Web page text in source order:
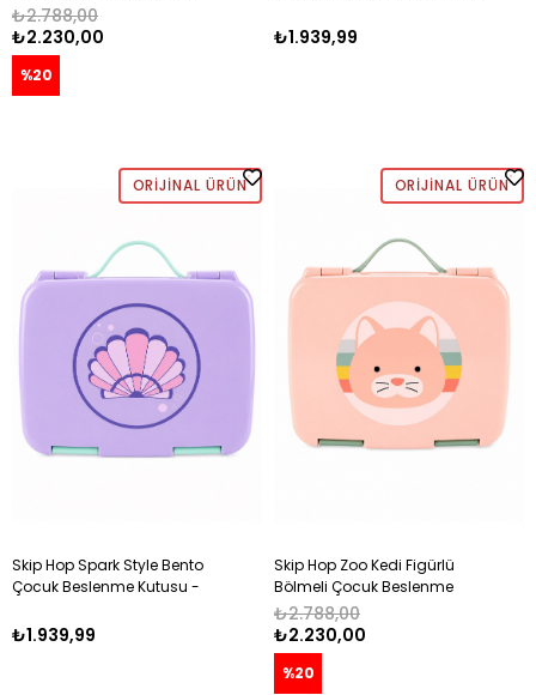
₺2.230,00
₺2.788,00
%20
₺1.939,99
ORIJINAL ÜRÜN
Skip Hop Spark Style Bento
Çocuk Beslenme Kutusu -
ÇOK RENKLİ
₺1.939,99
ORIJINAL ÜRÜN
Skip Hop Zoo Kedi Figürlü
Bölmeli Çocuk Beslenme
Kutusu ÇOK RENKLİ
₺2.230,00
₺2.788,00
%20